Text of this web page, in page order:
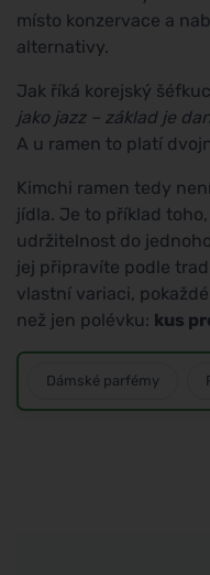
místo konzervace a
alternativy.
Jak říká korejský
jako jazz – základ je
A u ramen to platí
Kimchi ramen tedy
jídla. Je to příklad
udržitelnost do
jej připravíte podle
vlastní variaci,
než jen polévku: kus
Dámské parfémy